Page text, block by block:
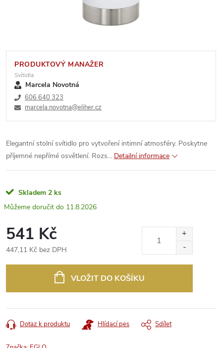
PRODUKTOVÝ MANAŽER
Svítidla
Marcela Novotná
606 640 323
marcela.novotna@eliher.cz
Elegantní stolní svítidlo pro vytvoření intimní atmosféry. Poskytne
příjemné nepřímé osvětlení. Rozs... Detailní informace
Skladem 2 ks
11.8.2026
541 Kč
447,11 Kč bez DPH
VLOŽIT DO KOŠÍKU
Dotaz k produktu Hlídací pes Sdílet